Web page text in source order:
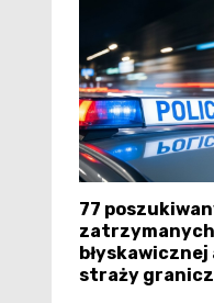
77
straży